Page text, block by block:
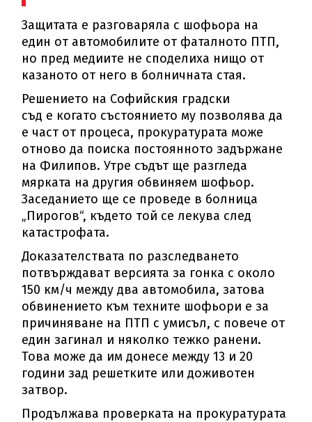
Защитата е разговаряла с шофьора на
един от автомобилите от фаталното ПТП,
но пред медиите не споделиха нищо от
казаното от него в болничната стая.
Решението на Софийския градски
съд е когато състоянието му позволява да
е част от процеса, прокуратурата може
отново да поиска постоянното задържане
на Филипов. Утре съдът ще разгледа
мярката на другия обвиняем шофьор.
Заседанието ще се проведе в болница
„Пирогов“, където той се лекува след
катастрофата.
Доказателствата по разследването
потвърждават версията за гонка с около
150 км/ч между два автомобила, затова
обвинението към техните шофьори е за
причиняване на ПТП с умисъл, с повече от
един загинал и няколко тежко ранени.
Това може да им донесе между 13 и 20
години зад решетките или доживотен
затвор.
Продължава проверката на прокуратурата